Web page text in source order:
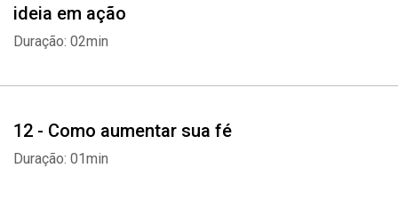
ideia em ação
Duração: 02min
12 - Como aumentar sua fé
Duração: 01min